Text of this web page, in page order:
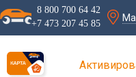
8 800 700 64 42
+7 473 207 45 85